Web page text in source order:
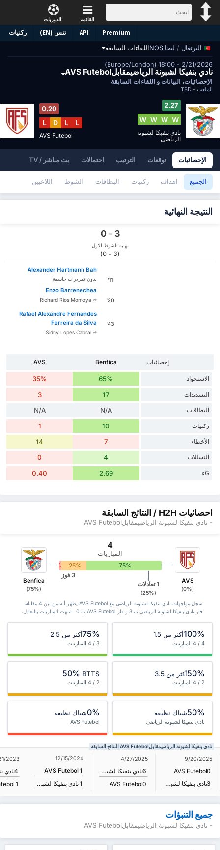
الدوريات القائمة
ركنيات تنس (EN) API Premium
البرتغال / ليجا NOS اللقاءات السابقة
2/21/2026 - 18:00 (Europe/London)
نادي بنفيكا لشبونة الرياضيمقابلAVS Futebol
الإحصائيات، البيانات و اللقاءات السابقة
الملعب - TBD
2.27
W
W
W
W
نادي بنفيكا لشبونة
الرياضي
0.20
L
L
D
L
AVS Futebol
الإحصائيات توقعات الترتيب احتمالات بث مباشر / TV
الجميع اهداف ركنيات البطاقات الشوط اللاعبين
النتيجة النهائية
3
-
نهاية الشوط الاول
(3 - 0)
Alexander Hartmann Bah
بدون تمريرات حاسمة 11'
Enzo Barrenechea
30'
Rafael Alexandre Fernandes
Ferreira da Silva
Sidny Lopes Cabral
43'
إحصائيات Benfica
AVS
الاستحواذ 65%
35%
التسديدات 17
3
البطاقات N/A
N/A
ركنيات 10
1
الأخطاء 7
14
التسللات 4
0
xG
2.69
0.40
احصائيات H2H / النتائج السابقة
- نادي بنفيكا لشبونة الرياضيمقابلAVS Futebol
Benfica
(75%)
4
المباريات
75%
25%
0%
3 فوز
1 تعادلات
(25%)
AVS
(0%)
سجل مواجهات نادي بنفيكا لشبونة الرياضي مع AVS Futebol يظهر أنه من بين 4 ‏مقابلة،
فاز نادي بنفيكا لشبونة الرياضي ب 3 و فاز AVS Futebol ب 0 . انتهت 1 مباريات بالتعادل.
100%أكثر من 1.5
4 / 4 المباريات
75%أكثر من 2.5
3 / 4 المباريات
50%أكثر من 3.5
2 / 4 المباريات
50% BTTS
2 / 4 المباريات
50%شباك نظيفة
نادي بنفيكا لشبونة الرياضي
0%شباك نظيفة
AVS Futebol
نادي بنفيكا لشبونة الرياضيمقابلAVS Futebol النتائج السابقة
9/20/2025
AVS Futebol0
نادي بنفيكا لشبونة الرياضي
3
4/27/2025
نادي بنفيكا لشبونة الرياضي
6
AVS Futebol0
12/15/2024
AVS Futebol1
نادي بنفيكا لشبونة الرياضي
1
2023
4
1
جميع التنبؤات
- نادي بنفيكا لشبونة الرياضيمقابلAVS Futebol